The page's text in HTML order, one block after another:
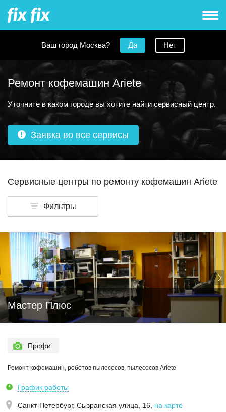
Ваш город Москва? Да Нет
Ремонт кофемашин Ariete
Уточните в каком городе вы хотите найти сервисный центр.
Заявка во все сервисы
Сервисные центры по ремонту кофемашин Ariete
Фильтры
Мастер Плюс
Профи
Ремонт кофемашин, роботов пылесосов, пылесосов Ariete
График работы
Санкт-Петербург, Сызранская улица, 16 на карте